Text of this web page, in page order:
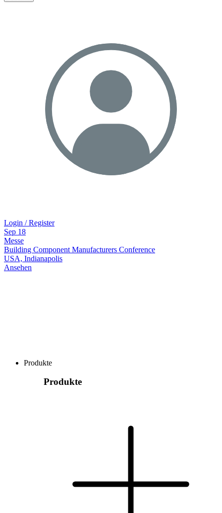
Login / Register
Sep 18
Messe
Building Component Manufacturers Conference
USA, Indianapolis
Ansehen
Produkte
Produkte